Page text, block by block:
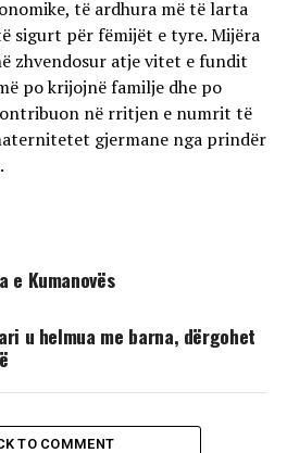
të ardhura më të larta
sigurt për fëmijët e tyre. Mijëra
zhvendosur atje vitet e fundit
po krijojnë familje dhe po
në rritjen e numrit të
gjermane nga prindër
e Kumanovës
u helmua me barna, dërgohet
TO COMMENT